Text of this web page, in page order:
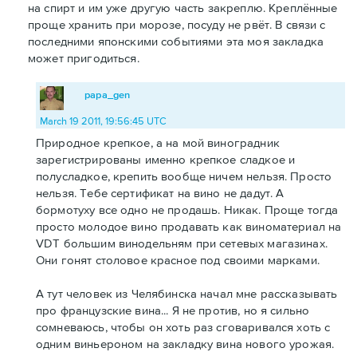
на спирт и им уже другую часть закреплю. Креплённые
проще хранить при морозе, посуду не рвёт. В связи с
последними японскими событиями эта моя закладка
может пригодиться.
papa_gen
March 19 2011, 19:56:45 UTC
Природное крепкое, а на мой виноградник
зарегистрированы именно крепкое сладкое и
полусладкое, крепить вообще ничем нельзя. Просто
нельзя. Тебе сертификат на вино не дадут. А
бормотуху все одно не продашь. Никак. Проще тогда
просто молодое вино продавать как виноматериал на
VDT большим винодельням при сетевых магазинах.
Они гонят столовое красное под своими марками.
А тут человек из Челябинска начал мне рассказывать
про французские вина... Я не против, но я сильно
сомневаюсь, чтобы он хоть раз сговаривался хоть с
одним виньероном на закладку вина нового урожая.